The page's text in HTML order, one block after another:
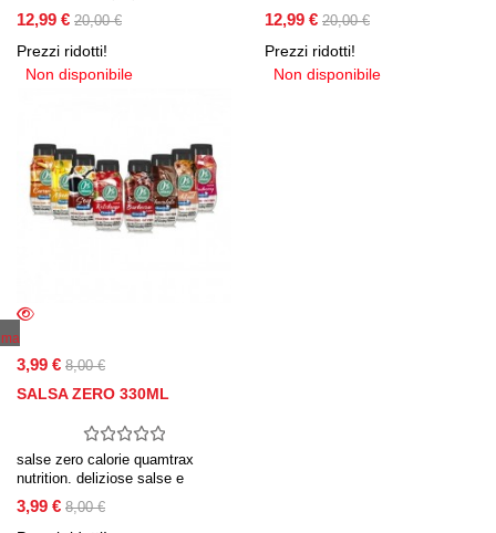
alimentare a base di farina di
avena aromatizzata. disponibile
in moltissimi gusti si scioglie
istantaneamente in acqua o latte
12,99 € 20,00 €
Prezzi ridotti!
Non disponibile
istantanea con dolcificante
(sucralosio).
12,99 € 20,00 €
Prezzi ridotti!
Non disponibile
3,99 € 8,00 €
SALSA ZERO 330ML
salse zero calorie quamtrax
nutrition. deliziose salse e
sciroppi con zero calorie ideali
per dessert e piatti salati di ogni
3,99 € 8,00 €